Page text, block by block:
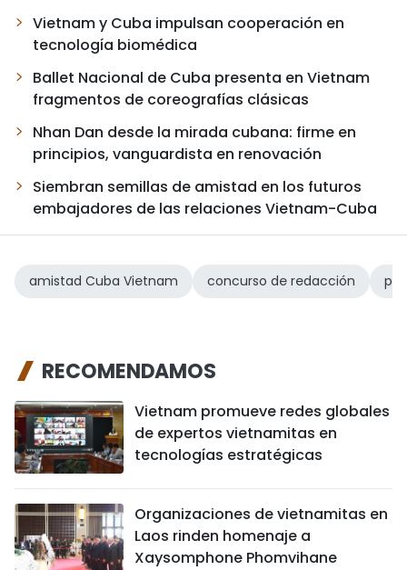
Vietnam y Cuba impulsan cooperación en
tecnología biomédica
Ballet Nacional de Cuba presenta en Vietnam
fragmentos de coreografías clásicas
Nhan Dan desde la mirada cubana: firme en
principios, vanguardista en renovación
Siembran semillas de amistad en los futuros
embajadores de las relaciones Vietnam-Cuba
amistad Cuba Vietnam concurso de redacción
RECOMENDAMOS
Vietnam promueve redes globales
de expertos vietnamitas en
tecnologías estratégicas
Organizaciones de vietnamitas en
Laos rinden homenaje a
Xaysomphone Phomvihane